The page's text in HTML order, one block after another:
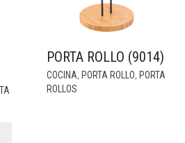
PORTA ROLLO (9014)
COCINA, PORTA ROLLO, PORTA
ROLLOS